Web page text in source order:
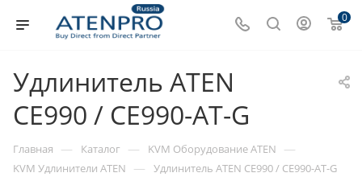
0
Удлинитель ATEN
CE990 / CE990-AT-G
Главная — Каталог — KVM Оборудование ATEN —
KVM Удлинители ATEN — Удлинитель ATEN CE990 / CE990-AT-G